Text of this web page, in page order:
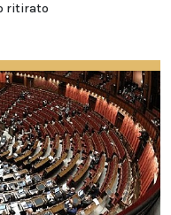
ritirato